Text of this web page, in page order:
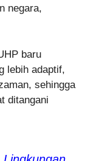
negara,
baru
lebih adaptif,
sehingga
ditangani